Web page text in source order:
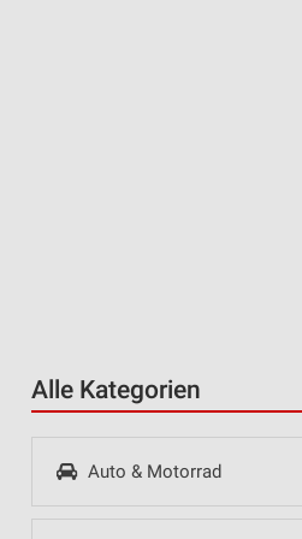
Alle Kategorien
Auto & Motorrad